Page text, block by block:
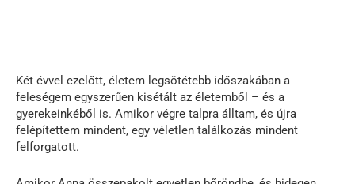
Két évvel ezelőtt, életem legsötétebb időszakában a
feleségem egyszerűen kisétált az életemből – és a
gyerekeinkéből is. Amikor végre talpra álltam, és újra
felépítettem mindent, egy véletlen találkozás mindent
felforgatott.